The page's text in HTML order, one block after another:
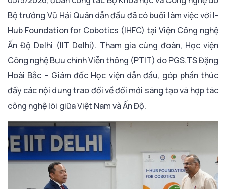
Bộ trưởng Vũ Hải Quân dẫn đầu đã có buổi làm việc với I-
Hub Foundation for Cobotics (IHFC) tại Viện Công nghệ
Ấn Độ Delhi (IIT Delhi). Tham gia cùng đoàn, Học viện
Công nghệ Bưu chính Viễn thông (PTIT) do PGS.TS Đặng
Hoài Bắc – Giám đốc Học viện dẫn đầu, góp phần thúc
đẩy các nội dung trao đổi về đổi mới sáng tạo và hợp tác
công nghệ lõi giữa Việt Nam và Ấn Độ.